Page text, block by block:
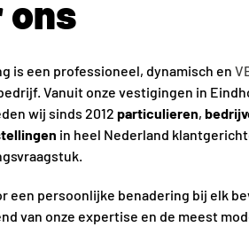
ons
is een professioneel, dynamisch en
Vanuit onze vestigingen in
wij sinds 2012 particulieren,
in heel Nederland
een persoonlijke benadering bij elk
van onze expertise en de meest